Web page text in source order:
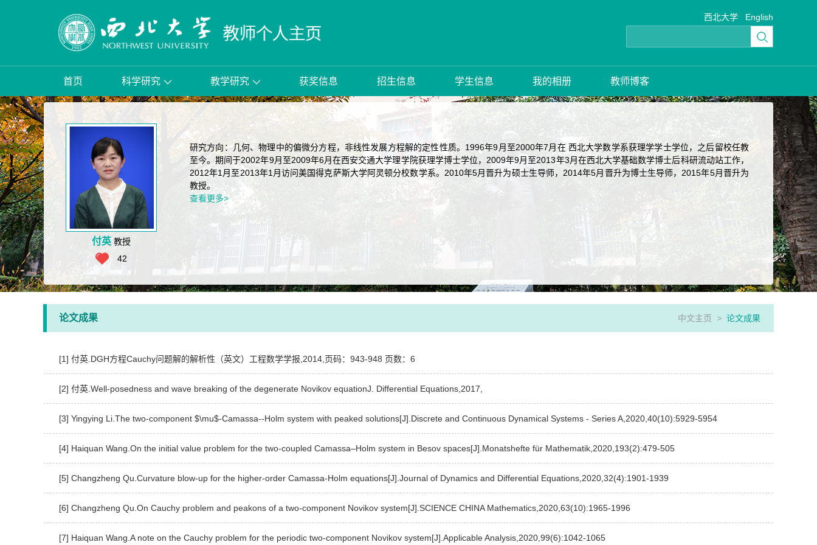
西北大学 English
首页 科学研究 教学研究 获奖信息 招生信息 学生信息 我的相册 教师博客
付英 教授
42
研究方向：几何、物理中的偏微分方程，非线性发展方程解的定性性质。1996年9月至2000年7月在 西北大学数学系获理学学士学位，之后留校任教
至今。期间于2002年9月至2009年6月在西安交通大学理学院获理学博士学位，2009年9月至2013年3月在西北大学基础数学博士后科研流动站工作，
2012年1月至2013年1月访问美国得克萨斯大学阿灵顿分校数学系。2010年5月晋升为硕士生导师，2014年5月晋升为博士生导师，2015年5月晋升为
教授。
查看更多>
论文成果 中文主页 > 论文成果
[1] 付英.DGH方程Cauchy问题解的解析性（英文）工程数学学报,2014,页码：943-948 页数：6
[2] 付英.Well-posedness and wave breaking of the degenerate Novikov equationJ. Differential Equations,2017,
[3] Yingying Li.The two-component $\mu$-Camassa--Holm system with peaked solutions[J].Discrete and Continuous Dynamical Systems - Series A,2020,40(10):5929-5954
[4] Haiquan Wang.On the initial value problem for the two-coupled Camassa–Holm system in Besov spaces[J].Monatshefte für Mathematik,2020,193(2):479-505
[5] Changzheng Qu.Curvature blow-up for the higher-order Camassa-Holm equations[J].Journal of Dynamics and Differential Equations,2020,32(4):1901-1939
[6] Changzheng Qu.On Cauchy problem and peakons of a two-component Novikov system[J].SCIENCE CHINA Mathematics,2020,63(10):1965-1996
[7] Haiquan Wang.A note on the Cauchy problem for the periodic two-component Novikov system[J].Applicable Analysis,2020,99(6):1042-1065